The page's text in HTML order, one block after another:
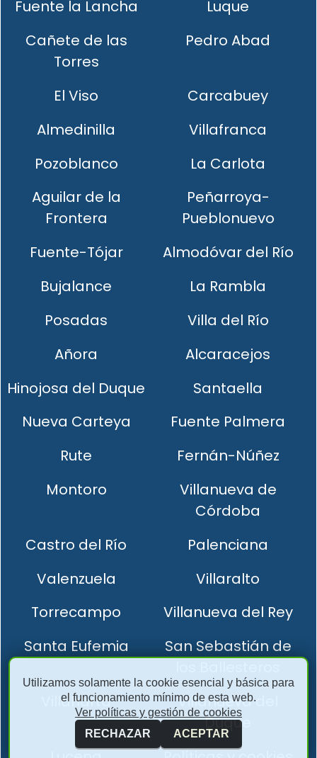
Fuente la Lancha
Luque
Cañete de las
Torres
Pedro Abad
El Viso
Carcabuey
Almedinilla
Villafranca
Pozoblanco
La Carlota
Aguilar de la
Frontera
Peñarroya-
Pueblonuevo
Fuente-Tójar
Almodóvar del Río
Bujalance
La Rambla
Posadas
Villa del Río
Añora
Alcaracejos
Hinojosa del Duque
Santaella
Nueva Carteya
Fuente Palmera
Rute
Fernán-Núñez
Montoro
Villanueva de
Córdoba
Castro del Río
Palenciana
Valenzuela
Villaralto
Torrecampo
Villanueva del Rey
Santa Eufemia
San Sebastián de
Villaharta
Villanueva del
Duque
Utilizamos solamente la cookie esencial y básica para
el funcionamiento mínimo de esta web.
Ver políticas y gestión de cookies
RECHAZAR
ACEPTAR